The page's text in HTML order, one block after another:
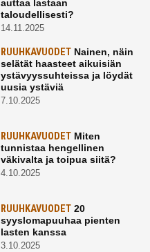
auttaa lastaan
taloudellisesti?
14.11.2025
RUUHKAVUODETNainen, näin
selätät haasteet aikuisiän
ystävyyssuhteissa ja löydät
uusia ystäviä
7.10.2025
RUUHKAVUODETMiten
tunnistaa hengellinen
väkivalta ja toipua siitä?
4.10.2025
RUUHKAVUODET20
syyslomapuuhaa pienten
lasten kanssa
3.10.2025